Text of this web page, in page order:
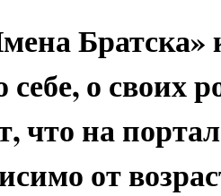
Братска»
себе, о своих
что на
от